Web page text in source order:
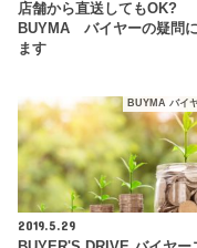
店舗から直送してもOK?
BUYMA バイヤーの疑問
ます
BUYMA バイ
2019.5.29